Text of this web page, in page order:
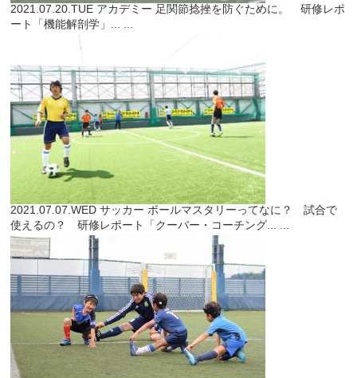
2021.07.20.TUE アカデミー 足関節捻挫を防ぐために。 研修レポ
ート「機能解剖学」... ...
2021.07.07.WED サッカー ボールマスタリーってなに？ 試合で
使えるの？ 研修レポート「クーバー・コーチング... ...